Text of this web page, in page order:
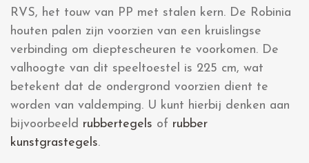
RVS, het touw van PP met stalen kern. De Robinia
houten palen zijn voorzien van een kruislingse
verbinding om dieptescheuren te voorkomen. De
valhoogte van dit speeltoestel is 225 cm, wat
betekent dat de ondergrond voorzien dient te
worden van valdemping. U kunt hierbij denken aan
bijvoorbeeld rubbertegels of rubber
kunstgrastegels.